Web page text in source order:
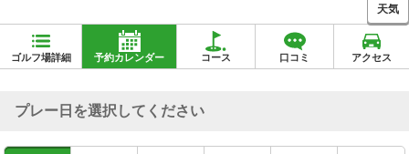
天気
ゴルフ場詳細 予約カレンダー コース 口コミ アクセス
プレー日を選択してください